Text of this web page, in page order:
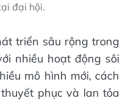
đại hội.
triển sâu rộng trong
nhiều hoạt động sôi
mô hình mới, cách
phục và lan tỏa